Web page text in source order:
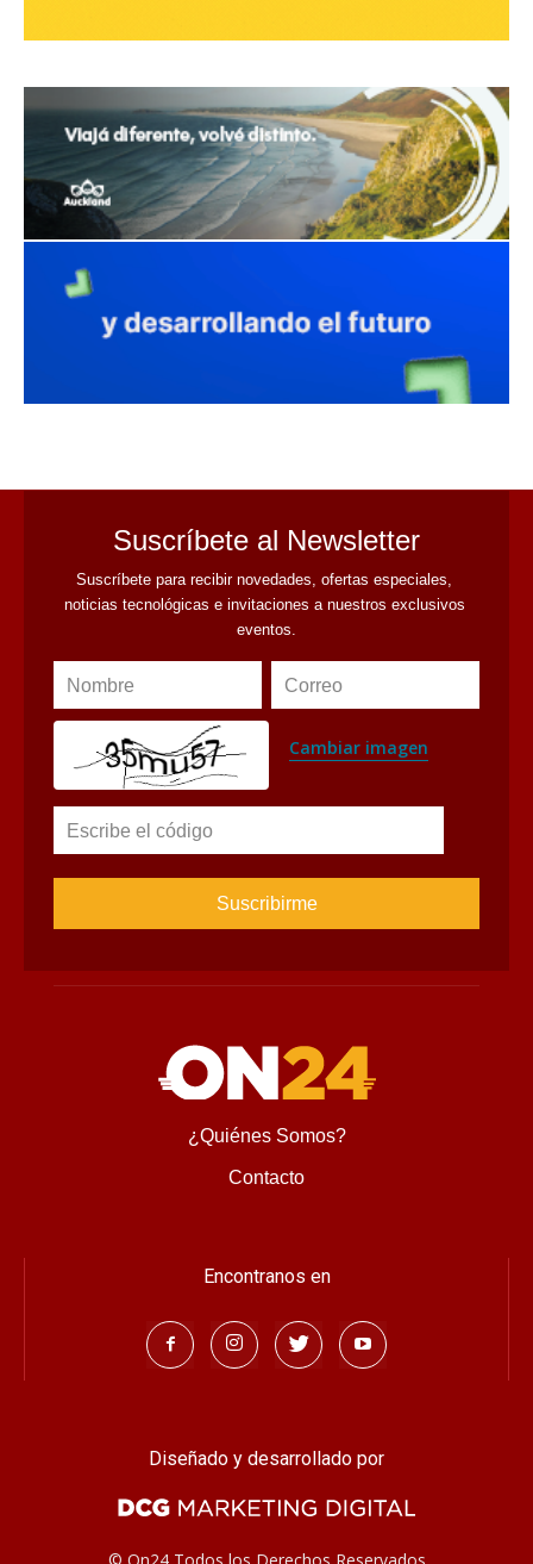
Suscríbete al Newsletter
Suscríbete para recibir novedades, ofertas especiales,
noticias tecnológicas e invitaciones a nuestros exclusivos
eventos.
Nombre Correo
Cambiar imagen
Escribe el código
¿Quiénes Somos?
Contacto
Encontranos en
Diseñado y desarrollado por